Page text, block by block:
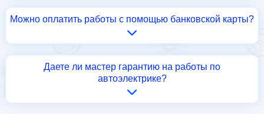
Можно оплатить работы с помощью банковской карты?
Даете ли мастер гарантию на работы по
автоэлектрике?